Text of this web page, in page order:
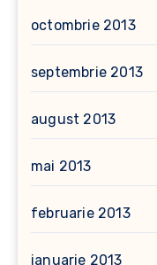
octombrie 2013
septembrie 2013
august 2013
mai 2013
februarie 2013
ianuarie 2013